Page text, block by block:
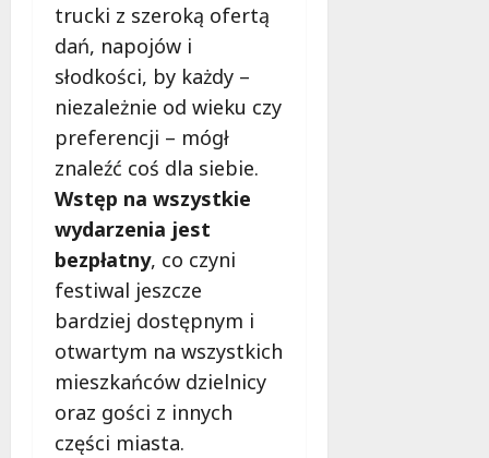
trucki z szeroką ofertą
dań, napojów i
słodkości, by każdy –
niezależnie od wieku czy
preferencji – mógł
znaleźć coś dla siebie.
Wstęp na wszystkie
wydarzenia jest
bezpłatny, co czyni
festiwal jeszcze
bardziej dostępnym i
otwartym na wszystkich
mieszkańców dzielnicy
oraz gości z innych
części miasta.